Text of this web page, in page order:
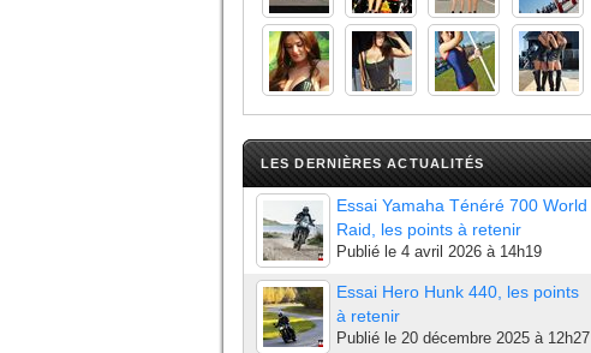
LES DERNIÈRES ACTUALITÉS
Essai Yamaha Ténéré 700 World
Raid, les points à retenir
Publié le 4 avril 2026 à 14h19
Essai Hero Hunk 440, les points
à retenir
Publié le 20 décembre 2025 à 12h27